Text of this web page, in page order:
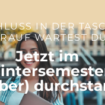
IN DER
WARTEST
Jetzt im